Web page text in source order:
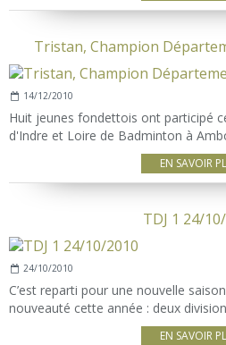
Tristan, Champion
14/12/2010
Huit jeunes fondettois ont participé
d'Indre et Loire de Badminton à
EN SAVOIR
TDJ 1 24/
24/10/2010
C’est reparti pour une nouvelle
nouveauté cette année : deux
EN SAVOIR